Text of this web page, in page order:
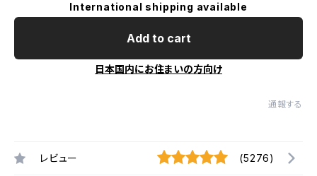
International shipping available
Add to cart
日本国内にお住まいの方向け
通報する
レビュー (5276)